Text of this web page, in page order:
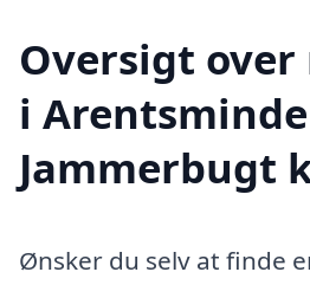
Oversigt over
i
Jammerbugt
Ønsker du selv at finde